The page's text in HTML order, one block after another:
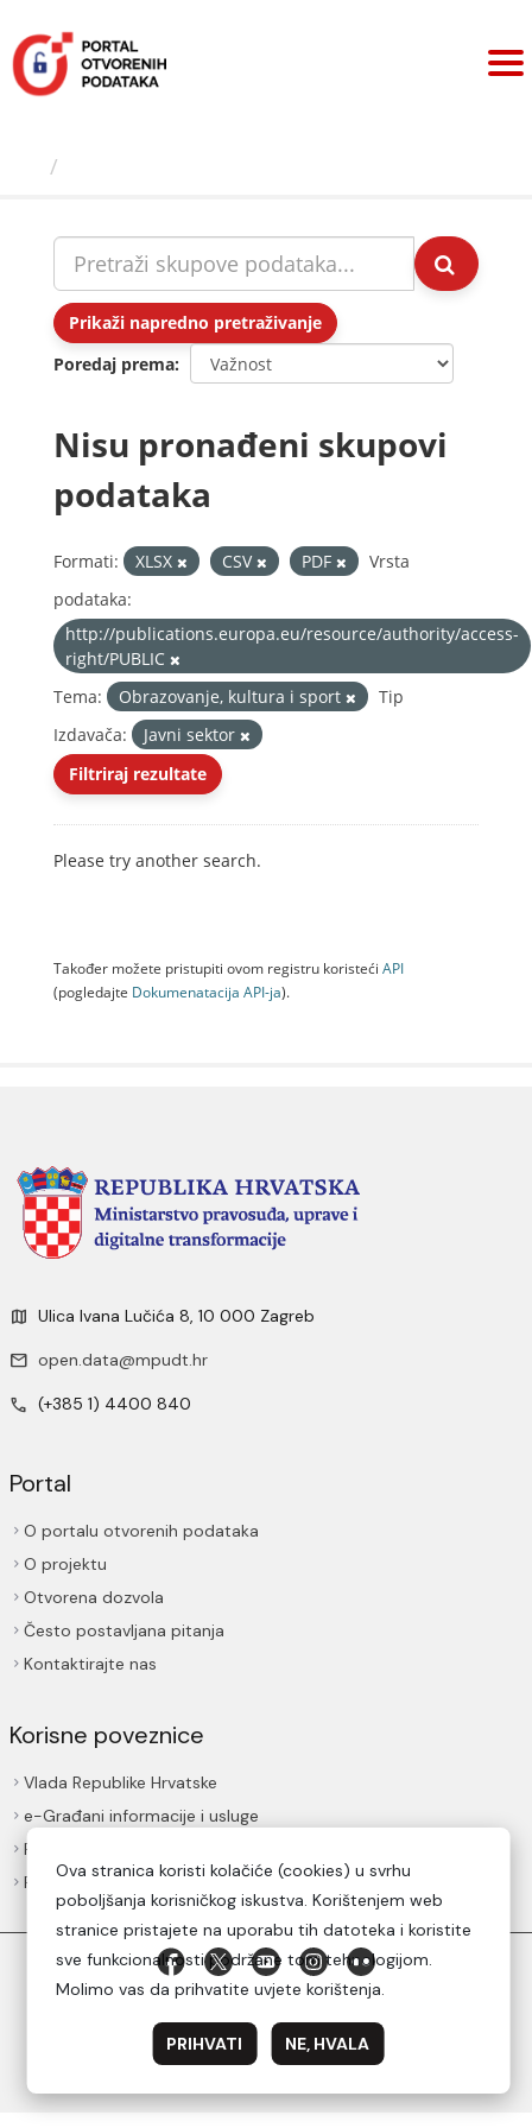
sadržaj
Prikaži napredno pretraživanje
Poredaj prema
Nisu pronađeni skupovi
podataka
Formati: XLSX CSV PDF
Vrsta
podataka:
http://publications.europa.eu/resource/authority/access-
right/PUBLIC
Tema:
Obrazovanje, kultura i sport
Tip
Izdavača:
Javni sektor
Filtriraj rezultate
Please try another search.
Također možete pristupiti ovom registru koristeći API
(pogledajte Dokumenаtаcijа API-jа).